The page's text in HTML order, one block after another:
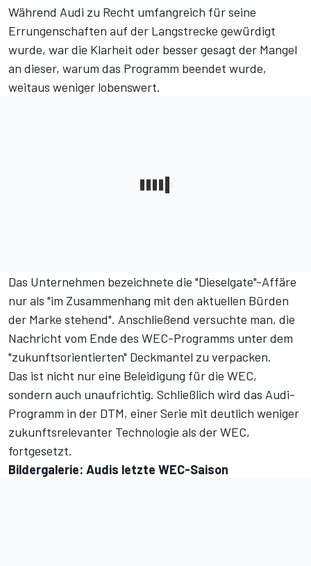
Während Audi zu Recht umfangreich für seine
Errungenschaften auf der Langstrecke gewürdigt
wurde, war die Klarheit oder besser gesagt der Mangel
an dieser, warum das Programm beendet wurde,
weitaus weniger lobenswert.
Das Unternehmen bezeichnete die "Dieselgate"-Affäre
nur als "im Zusammenhang mit den aktuellen Bürden
der Marke stehend". Anschließend versuchte man, die
Nachricht vom Ende des WEC-Programms unter dem
"zukunftsorientierten" Deckmantel zu verpacken.
Das ist nicht nur eine Beleidigung für die WEC,
sondern auch unaufrichtig. Schließlich wird das Audi-
Programm in der DTM, einer Serie mit deutlich weniger
zukunftsrelevanter Technologie als der WEC,
fortgesetzt.
Bildergalerie: Audis letzte WEC-Saison